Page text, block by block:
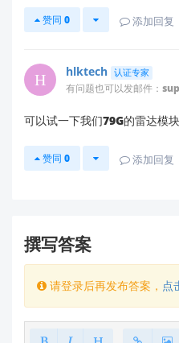
的雷达技术和生物识别
二次开发：基于现有的
来实现目标功能。
如果您有进一步的技术需
时联系我们，我们会尽力为
希望以上信息对您有所帮助
知。
赞同 0 添加回复
hlktech 认证专家
有问题也可以发邮件：
可以试一下我们79G的雷达模块
赞同 0 添加回复
撰写答案
请登录后再发布答案， 点